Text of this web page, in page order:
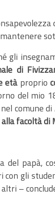
gli
di
etàproprio
del mio
comune
facoltà
papà,
gli
–